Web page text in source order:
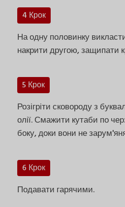
4 Крок
На одну половинку
накрити другою, защипати
5 Крок
Розігріти сковороду з
олії. Смажити кутаби по
боку, доки вони не
6 Крок
Подавати гарячими.